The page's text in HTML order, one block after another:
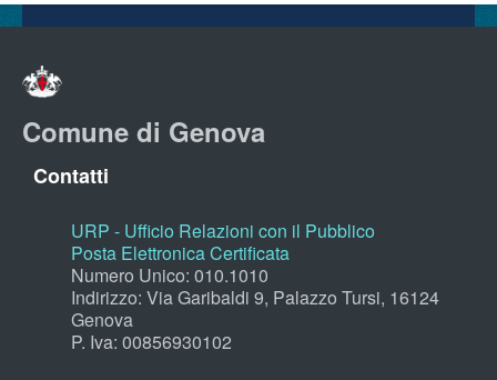
Comune di Genova
Contatti
URP - Ufficio Relazioni con il Pubblico
Posta Elettronica Certificata
Numero Unico: 010.1010
Indirizzo: Via Garibaldi 9, Palazzo Tursi, 16124
Genova
P. Iva: 00856930102